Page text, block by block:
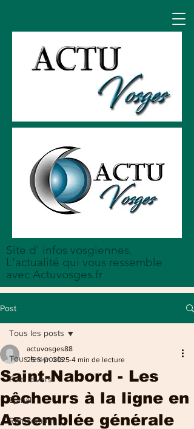
Site d' infos vosgiennes.
L'actualité qui vous ressemble
avec Actuvosges.fr
Post
Tous les posts
Faits divers
Epinal
Remiremont
Tous les posts
Saint-Nabord - Les
pêcheurs à la ligne en
Assemblée générale
actuvosges88
25 févr. 2025 4 min de lecture